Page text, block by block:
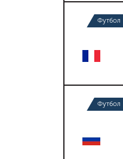
Футбол
Футбол